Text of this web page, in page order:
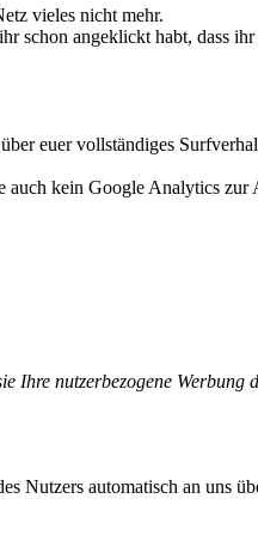
vieles nicht mehr.
schon angeklickt habt, dass
euer vollständiges
auch kein Google Analytics zur
Ihre nutzerbezogene
Nutzers automatisch an uns